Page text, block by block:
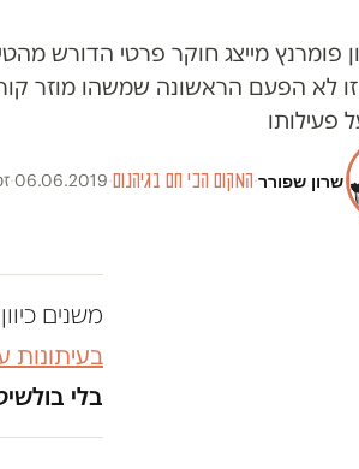
פומרנץ מייצג חוקר פרטי הדורש
זו לא הפעם הראשונה שמשהו מוזר
פעילותו
שרון שפורר·המקום הכי חם בגיהנום·
06.06.2019
·
משנים
בעיתונות
בלי